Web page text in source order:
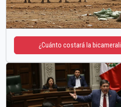
¿Cuánto costará la